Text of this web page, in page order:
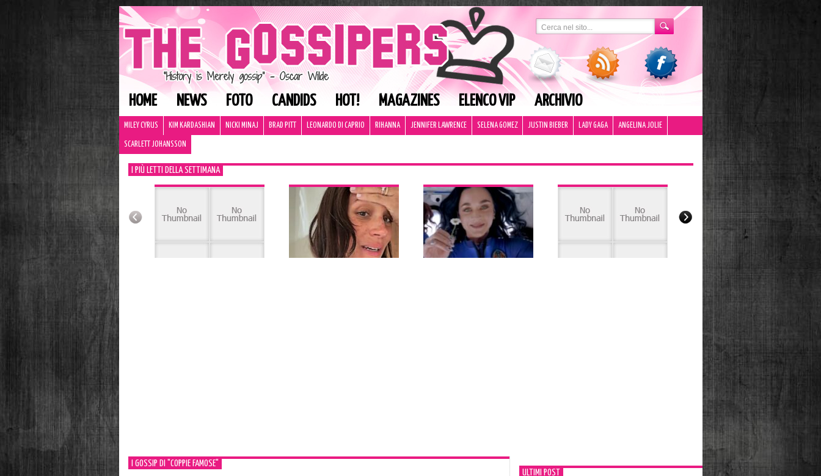
HOME NEWS FOTO CANDIDS HOT! MAGAZINES ELENCO VIP ARCHIVIO
MILEY CYRUS KIM KARDASHIAN NICKI MINAJ BRAD PITT LEONARDO DI CAPRIO RIHANNA JENNIFER LAWRENCE SELENA GOMEZ JUSTIN BIEBER LADY GAGA ANGELINA JOLIE
SCARLETT JOHANSSON
I PIÙ LETTI DELLA SETTIMANA
I GOSSIP DI "COPPIE FAMOSE"
ULTIMI POST